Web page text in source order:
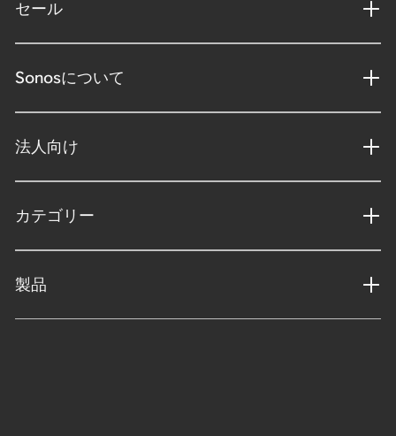
セール
Sonosについて
法人向け
カテゴリー
製品